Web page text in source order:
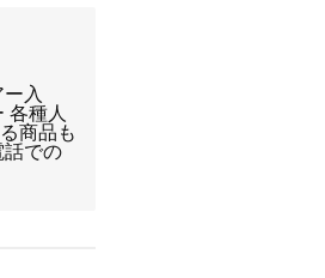
入
各種人
商品も
話での